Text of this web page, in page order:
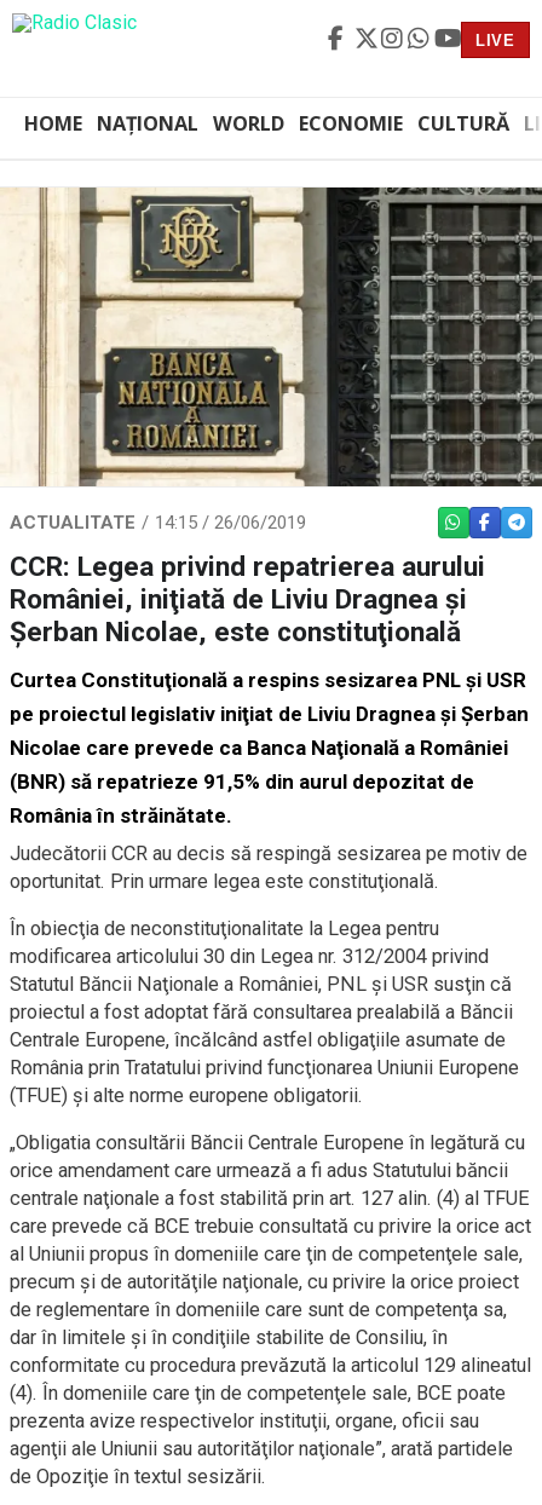
LIVE
HOME NAȚIONAL WORLD ECONOMIE CULTURĂ
ACTUALITATE 14:15 / 26/06/2019 WHATSAPP
CCR: Legea privind repatrierea aurului
României, iniţiată de Liviu Dragnea şi
Şerban Nicolae, este constituţională
Curtea Constituţională a respins sesizarea PNL şi USR
pe proiectul legislativ iniţiat de Liviu Dragnea şi Şerban
Nicolae care prevede ca Banca Naţională a României
(BNR) să repatrieze 91,5% din aurul depozitat de
România în străinătate.
Judecătorii CCR au decis să respingă sesizarea pe motiv de
oportunitat. Prin urmare legea este constituţională.
În obiecţia de neconstituţionalitate la Legea pentru
modificarea articolului 30 din Legea nr. 312/2004 privind
Statutul Băncii Naţionale a României, PNL şi USR susţin că
proiectul a fost adoptat fără consultarea prealabilă a Băncii
Centrale Europene, încălcând astfel obligaţiile asumate de
România prin Tratatului privind funcţionarea Uniunii Europene
(TFUE) şi alte norme europene obligatorii.
„Obligatia consultării Băncii Centrale Europene în legătură cu
orice amendament care urmează a fi adus Statutului băncii
centrale naţionale a fost stabilită prin art. 127 alin. (4) al TFUE
care prevede că BCE trebuie consultată cu privire la orice act
al Uniunii propus în domeniile care ţin de competenţele sale,
precum şi de autorităţile naţionale, cu privire la orice proiect
de reglementare în domeniile care sunt de competenţa sa,
dar în limitele şi în condiţiile stabilite de Consiliu, în
conformitate cu procedura prevăzută la articolul 129 alineatul
(4). În domeniile care ţin de competenţele sale, BCE poate
prezenta avize respectivelor instituţii, organe, oficii sau
agenţii ale Uniunii sau autorităţilor naţionale”, arată partidele
de Opoziţie în textul sesizării.